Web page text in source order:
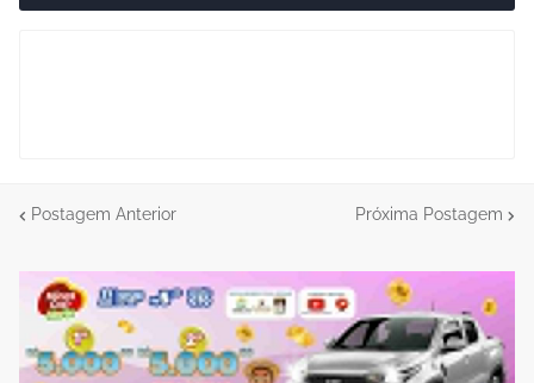
Postagem Anterior Próxima Postagem